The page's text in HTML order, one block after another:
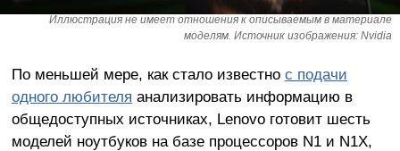
Иллюстрация не имеет отношения к описываемым в материале
моделям. Источник изображения: Nvidia
По меньшей мере, как стало известно с подачи
одного любителя анализировать информацию в
общедоступных источниках, Lenovo готовит шесть
моделей ноутбуков на базе процессоров N1 и N1X,